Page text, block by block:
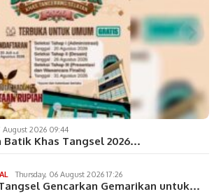
August 2026 09:44
Batik Khas Tangsel 2026…
Thursday, 06 August 2026 17:26
Gencarkan Gemarikan untuk…